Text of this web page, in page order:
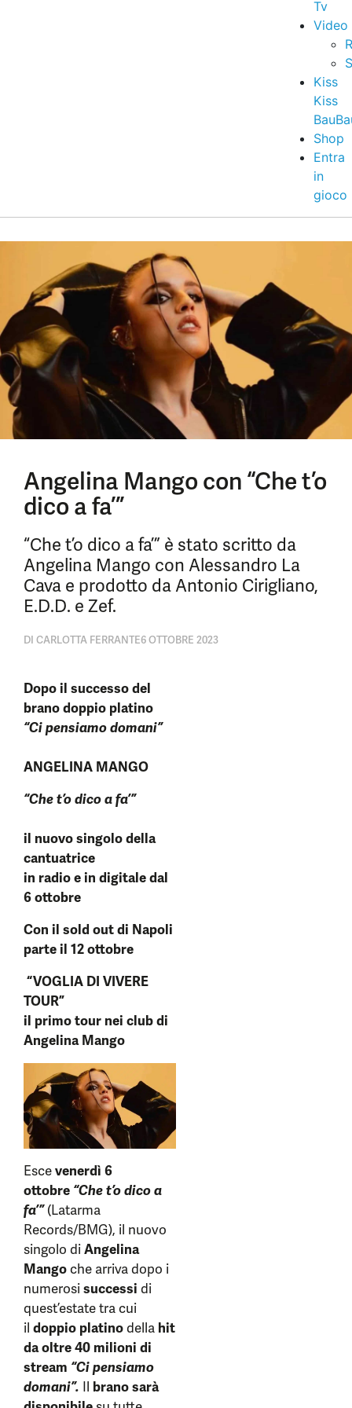
Tv
Video
Kiss
Kiss
Shop
Entra
in
gioco
Angelina Mango con “Che t’o
dico a fa’”
“Che t’o dico a fa’” è stato scritto da
Angelina Mango con Alessandro La
Cava e prodotto da Antonio Cirigliano,
E.D.D. e Zef.
DI CARLOTTA FERRANTE6 OTTOBRE 2023
Dopo il successo del
brano doppio platino
“Ci pensiamo domani”
ANGELINA MANGO
“Che t’o dico a fa’”
il nuovo singolo della
cantuatrice
in radio e in digitale dal
6 ottobre
Con il sold out di Napoli
parte il 12 ottobre
“VOGLIA DI VIVERE
TOUR”
il primo tour nei club di
Angelina Mango
Escevenerdì 6
ottobre “Che t’o dico a
fa’”(Latarma
Records/BMG), il nuovo
singolo diAngelina
Mangoche arriva dopo i
numerosisuccessi di
quest’estate tra cui
il doppio platinodella hit
da oltre 40 milioni di
stream “Ci pensiamo
domani”. Il brano sarà